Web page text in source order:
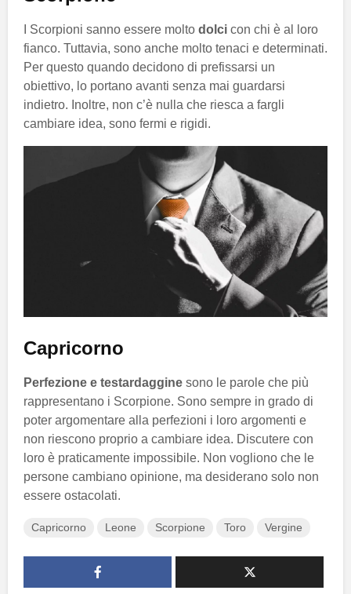
I Scorpioni sanno essere molto dolci con chi è al loro
fianco. Tuttavia, sono anche molto tenaci e determinati.
Per questo quando decidono di prefissarsi un
obiettivo, lo portano avanti senza mai guardarsi
indietro. Inoltre, non c’è nulla che riesca a fargli
cambiare idea, sono fermi e rigidi.
Capricorno
Perfezione e testardaggine sono le parole che più
rappresentano i Scorpione. Sono sempre in grado di
poter argomentare alla perfezioni i loro argomenti e
non riescono proprio a cambiare idea. Discutere con
loro è praticamente impossibile. Non vogliono che le
persone cambiano opinione, ma desiderano solo non
essere ostacolati.
Capricorno Leone Scorpione Toro Vergine